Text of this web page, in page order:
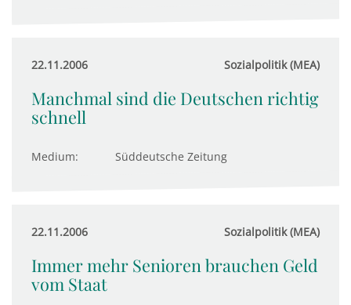
22.11.2006 Sozialpolitik (MEA)
Manchmal sind die Deutschen richtig
schnell
Medium: Süddeutsche Zeitung
22.11.2006 Sozialpolitik (MEA)
Immer mehr Senioren brauchen Geld
vom Staat